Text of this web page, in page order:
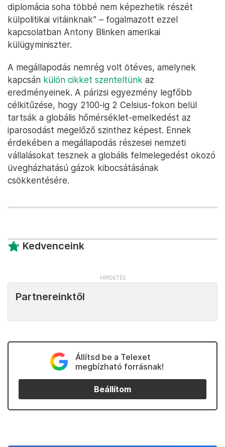
diplomácia soha többé nem képezhetik részét
külpolitikai vitáinknak” – fogalmazott ezzel
kapcsolatban Antony Blinken amerikai
külügyminiszter.
A megállapodás nemrég volt ötéves, amelynek
kapcsán külön cikket szenteltünk az
eredményeinek. A párizsi egyezmény legfőbb
célkitűzése, hogy 2100-ig 2 Celsius-fokon belül
tartsák a globális hőmérséklet-emelkedést az
iparosodást megelőző szinthez képest. Ennek
érdekében a megállapodás részesei nemzeti
vállalásokat tesznek a globális felmelegedést okozó
üvegházhatású gázok kibocsátásának
csökkentésére.
Kedvenceink
Partnereinktől
Állítsd be a Telexet
megbízható forrásnak!
Beállítom